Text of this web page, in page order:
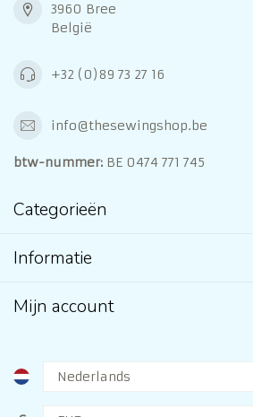
3960 Bree
België
+32 (0)89 73 27 16
info@thesewingshop.be
btw-nummer: BE 0474 771 745
Categorieën
Informatie
Mijn account